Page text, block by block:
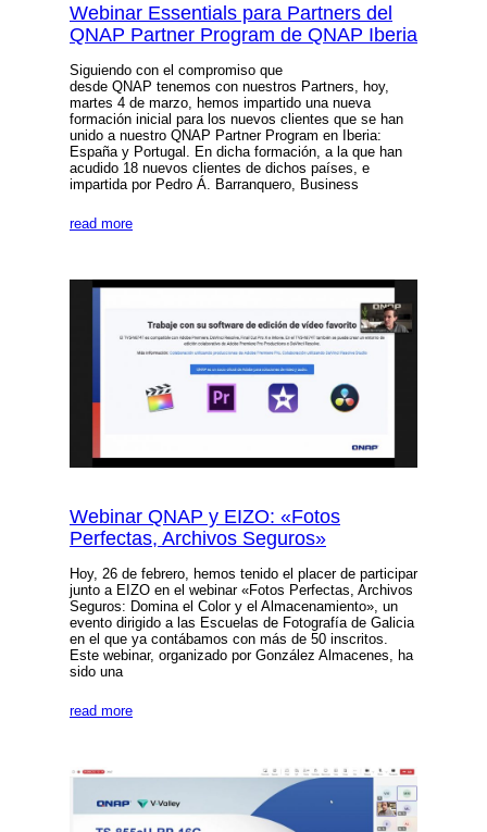
Webinar Essentials para Partners del
QNAP Partner Program de QNAP Iberia
Siguiendo con el compromiso que
desde QNAP tenemos con nuestros Partners, hoy,
martes 4 de marzo, hemos impartido una nueva
formación inicial para los nuevos clientes que se han
unido a nuestro QNAP Partner Program en Iberia:
España y Portugal. En dicha formación, a la que han
acudido 18 nuevos clientes de dichos países, e
impartida por Pedro Á. Barranquero, Business
read more
Webinar QNAP y EIZO: «Fotos
Perfectas, Archivos Seguros»
Hoy, 26 de febrero, hemos tenido el placer de participar
junto a EIZO en el webinar «Fotos Perfectas, Archivos
Seguros: Domina el Color y el Almacenamiento», un
evento dirigido a las Escuelas de Fotografía de Galicia
en el que ya contábamos con más de 50 inscritos.
Este webinar, organizado por González Almacenes, ha
sido una
read more